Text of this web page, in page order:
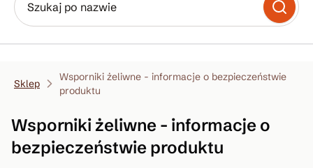
Sklep
Wsporniki żeliwne - informacje o bezpieczeństwie
produktu
Wsporniki żeliwne - informacje o
bezpieczeństwie produktu